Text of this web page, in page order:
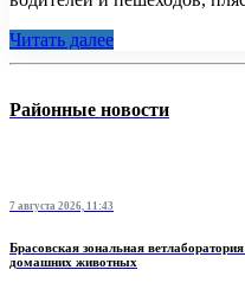
Читать далее
Районные новости
7 августа 2026, 11:43
Брасовская зональная
домашних животных